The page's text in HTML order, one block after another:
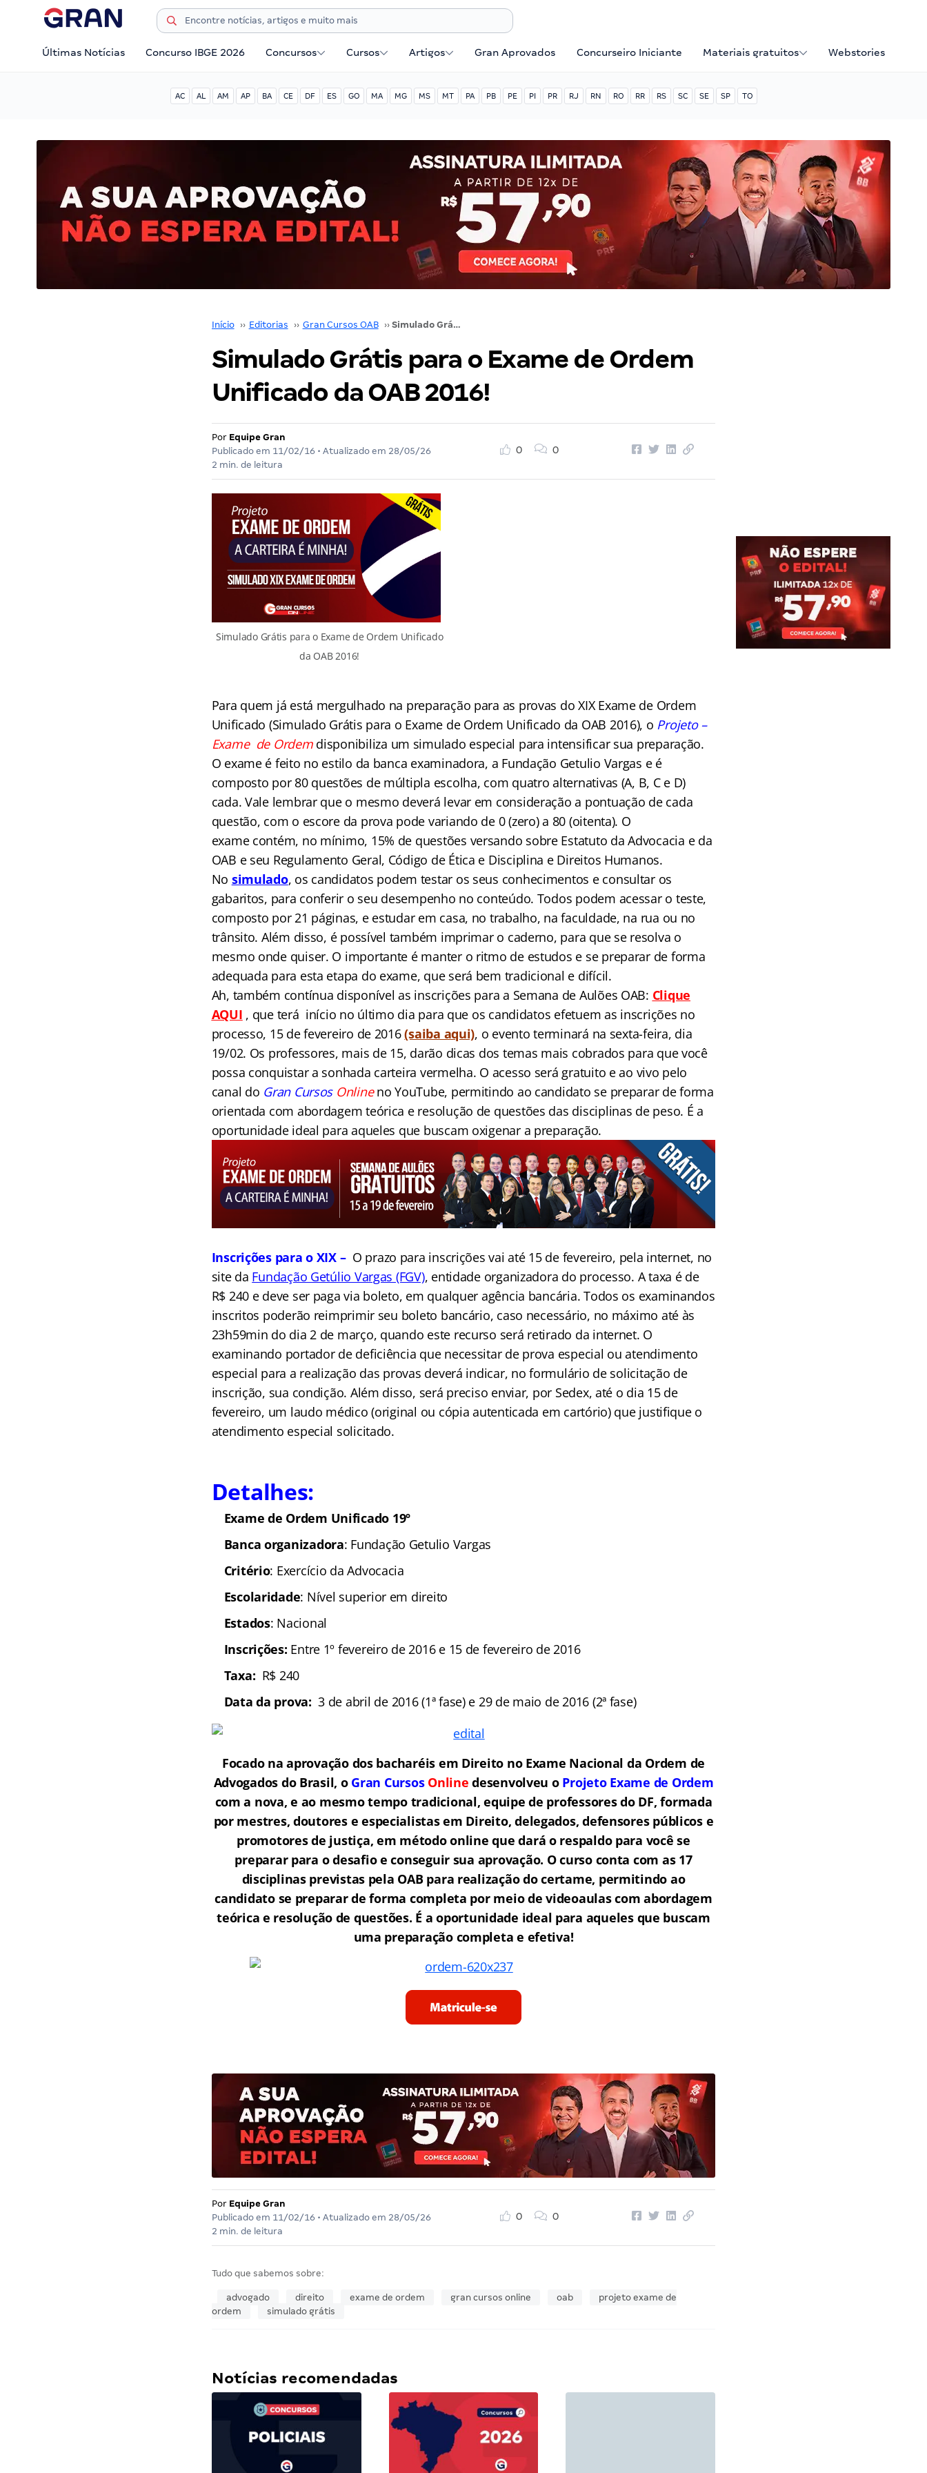
Últimas Notícias Concurso IBGE 2026 Concursos Cursos Artigos Gran Aprovados Concurseiro Iniciante Materiais gratuitos Webstories
AC AL AM AP BA CE DF ES GO MA MG MS MT PA PB PE PI PR RJ RN RO RR RS SC SE SP TO
Início ›› Editorias ›› Gran Cursos OAB ›› Simulado Grátis para o Exame de Ordem Unificado da OAB 2016!
Simulado Grátis para o Exame de Ordem
Unificado da OAB 2016!
Por Equipe Gran
Publicado em 11/02/16 • Atualizado em 28/05/26
2 min. de leitura
0 0
Simulado Grátis para o Exame de Ordem Unificado
da OAB 2016!
Para quem já está mergulhado na preparação para as provas do XIX Exame de Ordem
Unificado (Simulado Grátis para o Exame de Ordem Unificado da OAB 2016), o Projeto –
Exame de Ordem disponibiliza um simulado especial para intensificar sua preparação.
O exame é feito no estilo da banca examinadora, a Fundação Getulio Vargas e é
composto por 80 questões de múltipla escolha, com quatro alternativas (A, B, C e D)
cada. Vale lembrar que o mesmo deverá levar em consideração a pontuação de cada
questão, com o escore da prova pode variando de 0 (zero) a 80 (oitenta). O
exame contém, no mínimo, 15% de questões versando sobre Estatuto da Advocacia e da
OAB e seu Regulamento Geral, Código de Ética e Disciplina e Direitos Humanos.
No simulado, os candidatos podem testar os seus conhecimentos e consultar os
gabaritos, para conferir o seu desempenho no conteúdo. Todos podem acessar o teste,
composto por 21 páginas, e estudar em casa, no trabalho, na faculdade, na rua ou no
trânsito. Além disso, é possível também imprimar o caderno, para que se resolva o
mesmo onde quiser. O importante é manter o ritmo de estudos e se preparar de forma
adequada para esta etapa do exame, que será bem tradicional e difícil.
Ah, também contínua disponível as inscrições para a Semana de Aulões OAB: Clique
AQUI , que terá início no último dia para que os candidatos efetuem as inscrições no
processo, 15 de fevereiro de 2016(saiba aqui), o evento terminará na sexta-feira, dia
19/02. Os professores, mais de 15, darão dicas dos temas mais cobrados para que você
possa conquistar a sonhada carteira vermelha. O acesso será gratuito e ao vivo pelo
canal do Gran Cursos Onlineno YouTube, permitindo ao candidato se preparar de forma
orientada com abordagem teórica e resolução de questões das disciplinas de peso. É a
oportunidade ideal para aqueles que buscam oxigenar a preparação.
Inscrições para o XIX – O prazo para inscrições vai até 15 de fevereiro, pela internet, no
site da Fundação Getúlio Vargas (FGV), entidade organizadora do processo. A taxa é de
R$ 240 e deve ser paga via boleto, em qualquer agência bancária. Todos os examinandos
inscritos poderão reimprimir seu boleto bancário, caso necessário, no máximo até às
23h59min do dia 2 de março, quando este recurso será retirado da internet. O
examinando portador de deficiência que necessitar de prova especial ou atendimento
especial para a realização das provas deverá indicar, no formulário de solicitação de
inscrição, sua condição. Além disso, será preciso enviar, por Sedex, até o dia 15 de
fevereiro, um laudo médico (original ou cópia autenticada em cartório) que justifique o
atendimento especial solicitado.
Detalhes:
Exame de Ordem Unificado 19º
Banca organizadora: Fundação Getulio Vargas
Critério: Exercício da Advocacia
Escolaridade: Nível superior em direito
Estados: Nacional
Inscrições: Entre 1º fevereiro de 2016 e 15 de fevereiro de 2016
Taxa: R$ 240
Data da prova: 3 de abril de 2016 (1ª fase) e 29 de maio de 2016 (2ª fase)
Focado na aprovação dos bacharéis em Direito no Exame Nacional da Ordem de
Advogados do Brasil, o Gran Cursos Online desenvolveu o Projeto Exame de Ordem
com a nova, e ao mesmo tempo tradicional, equipe de professores do DF, formada
por mestres, doutores e especialistas em Direito, delegados, defensores públicos e
promotores de justiça, em método online que dará o respaldo para você se
preparar para o desafio e conseguir sua aprovação. O curso conta com as 17
disciplinas previstas pela OAB para realização do certame, permitindo ao
candidato se preparar de forma completa por meio de videoaulas com abordagem
teórica e resolução de questões. É a oportunidade ideal para aqueles que buscam
uma preparação completa e efetiva!
Por Equipe Gran
Publicado em 11/02/16 • Atualizado em 28/05/26
2 min. de leitura
0 0
Tudo que sabemos sobre:
advogado direito exame de ordem gran cursos online oab
projeto exame de
ordem
simulado grátis
Notícias recomendadas